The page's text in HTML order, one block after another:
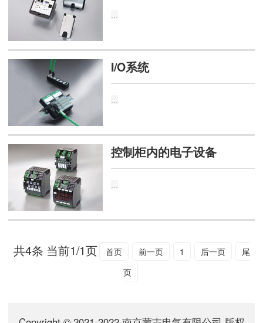
I/O系统
控制柜内的电子设备
共4条 当前1/1页 首页 前一页 1 后一页
尾
页